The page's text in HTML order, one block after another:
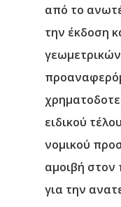
από το
την έκδοση
ειδικού
νομικού
αμοιβή στον
για την